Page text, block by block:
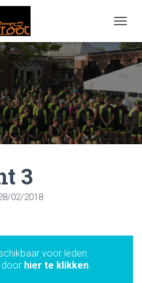
3
02/2018
voor leden.
door hier te klikken.